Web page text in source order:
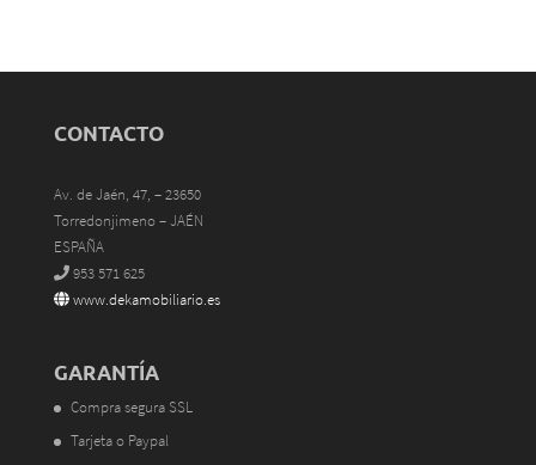
CONTACTO
Av. de Jaén, 47, – 23650
Torredonjimeno – JAÉN
ESPAÑA
953 571 625
www.dekamobiliario.es
GARANTÍA
Compra segura SSL
Tarjeta o Paypal